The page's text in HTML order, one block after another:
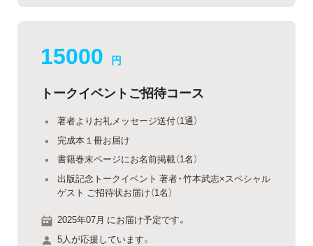
15000 円
トークイベントご招待コース
著者よりお礼メッセージ送付（1通）
完成本１冊お届け
書籍巻末ページにお名前掲載（1名）
出版記念トークイベント 著者・竹本武志×スペシャル
ゲスト ご招待状お届け（1名）
2025年07月 にお届け予定です。
5人が応援しています。